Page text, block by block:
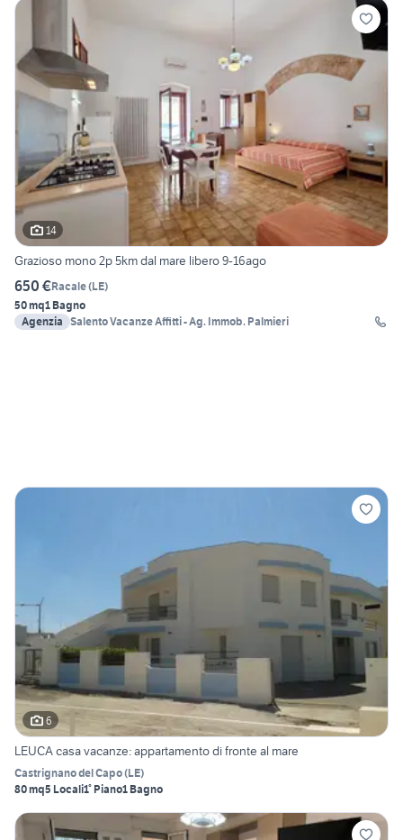
14
Grazioso mono 2p 5km dal mare libero 9-16ago
650 €Racale(LE)
50 mq1 Bagno
Agenzia Salento Vacanze Affitti - Ag. Immob. Palmieri
6
LEUCA casa vacanze: appartamento di fronte al mare
Castrignano del Capo(LE)
80 mq5 Locali1° Piano1 Bagno